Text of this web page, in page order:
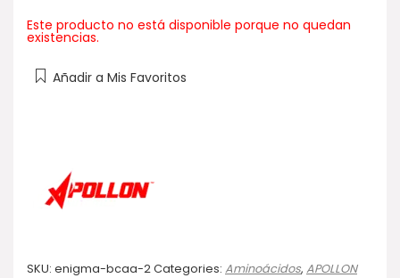
Este producto no está disponible porque no quedan
existencias.
Añadir a Mis Favoritos
SKU: enigma-bcaa-2Categories: Aminoácidos, APOLLON